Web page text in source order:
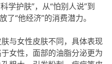
学护肤”，从“怕别人说”到
了“他经济”的消费潜力。
与女性皮肤不同，具体表现
女性，面部的油脂分泌更为